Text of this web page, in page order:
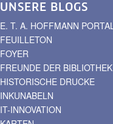
UNSERE BLOGS
E. T. A. HOFFMANN PORTAL
FEUILLETON
FOYER
FREUNDE DER BIBLIOTHEK
HISTORISCHE DRUCKE
INKUNABELN
IT-INNOVATION